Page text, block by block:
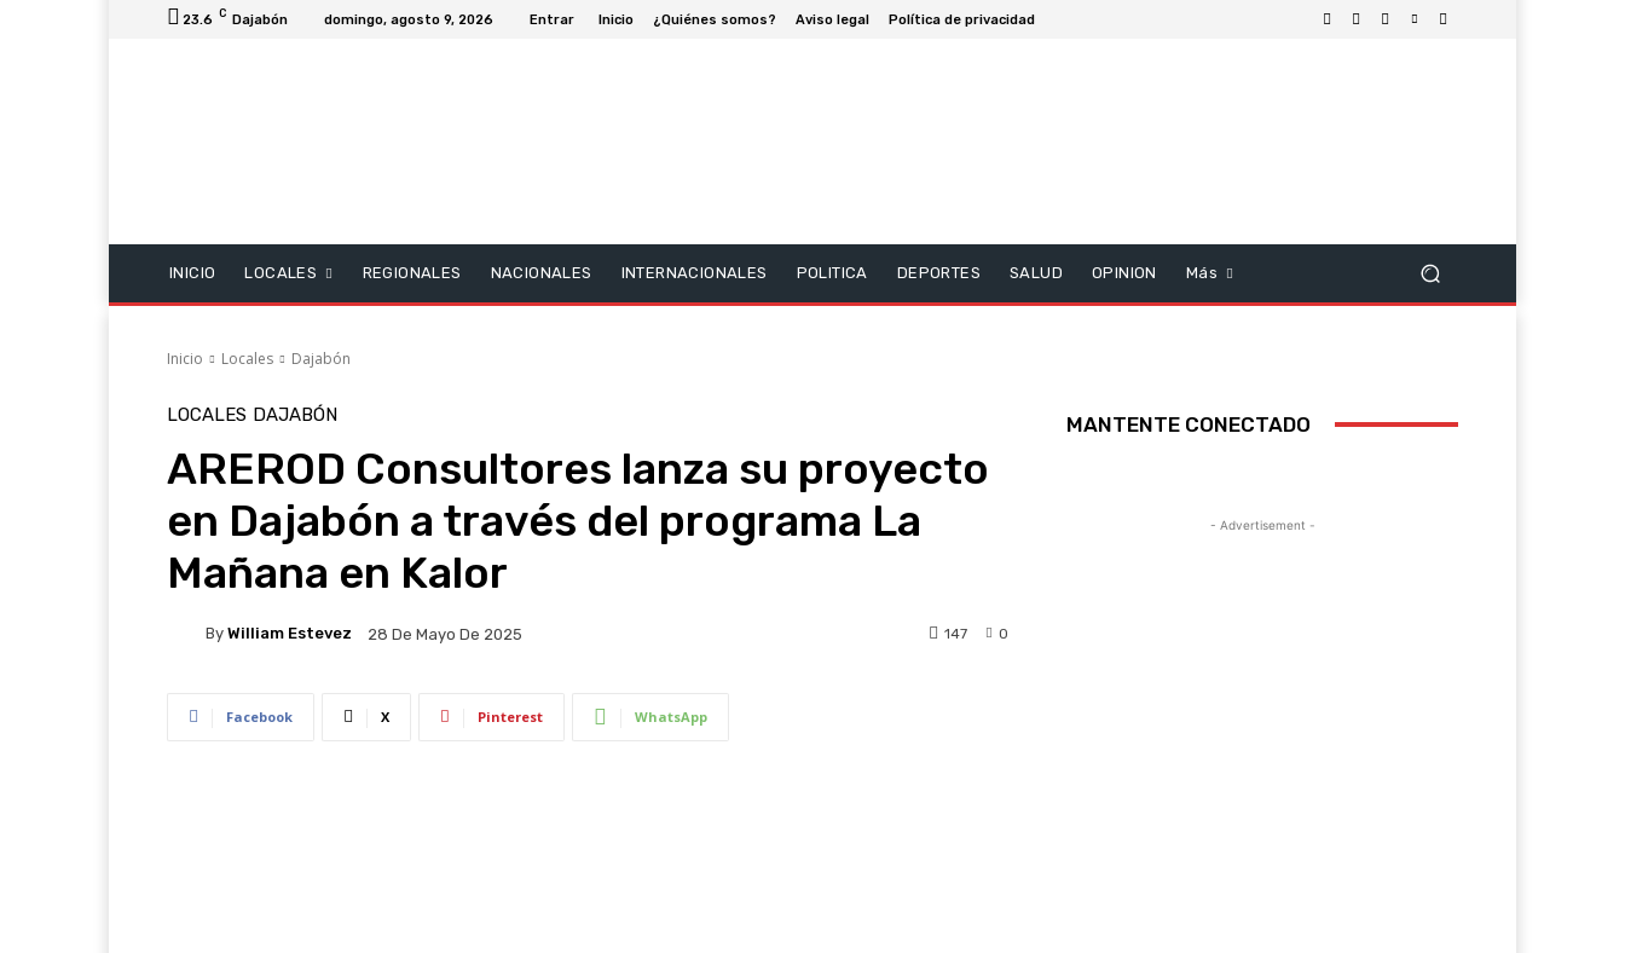
23.6 C Dajabón domingo, agosto 9, 2026 Entrar Inicio ¿Quiénes somos? Aviso legal Política de privacidad
INICIO LOCALES REGIONALES NACIONALES INTERNACIONALES POLITICA DEPORTES SALUD OPINION Más
Inicio Locales Dajabón
LOCALES DAJABÓN
AREROD Consultores lanza su proyecto
en Dajabón a través del programa La
Mañana en Kalor
By William Estevez 28 De Mayo De 2025 0
147
Facebook X Pinterest WhatsApp
MANTENTE CONECTADO
- Advertisement -